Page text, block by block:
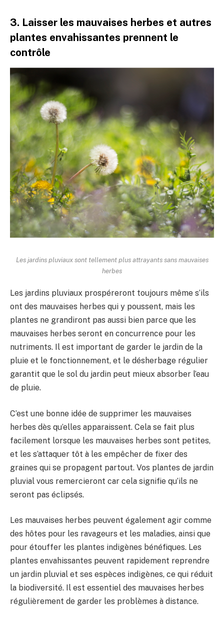
3. Laisser les mauvaises herbes et autres
plantes envahissantes prennent le
contrôle
Les jardins pluviaux sont tellement plus attrayants sans mauvaises
herbes
Les jardins pluviaux prospéreront toujours même s’ils
ont des mauvaises herbes qui y poussent, mais les
plantes ne grandiront pas aussi bien parce que les
mauvaises herbes seront en concurrence pour les
nutriments. Il est important de garder le jardin de la
pluie et le fonctionnement, et le désherbage régulier
garantit que le sol du jardin peut mieux absorber l’eau
de pluie.
C’est une bonne idée de supprimer les mauvaises
herbes dès qu’elles apparaissent. Cela se fait plus
facilement lorsque les mauvaises herbes sont petites,
et les s’attaquer tôt à les empêcher de fixer des
graines qui se propagent partout. Vos plantes de jardin
pluvial vous remercieront car cela signifie qu’ils ne
seront pas éclipsés.
Les mauvaises herbes peuvent également agir comme
des hôtes pour les ravageurs et les maladies, ainsi que
pour étouffer les plantes indigènes bénéfiques. Les
plantes envahissantes peuvent rapidement reprendre
un jardin pluvial et ses espèces indigènes, ce qui réduit
la biodiversité. Il est essentiel des mauvaises herbes
régulièrement de garder les problèmes à distance.